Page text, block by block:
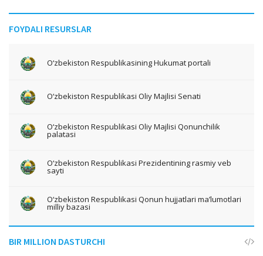
FOYDALI RESURSLAR
O‘zbekiston Respublikasining Hukumat portali
O‘zbekiston Respublikasi Oliy Majlisi Senati
O‘zbekiston Respublikasi Oliy Majlisi Qonunchilik
palatasi
O‘zbekiston Respublikasi Prezidentining rasmiy veb
sayti
O‘zbekiston Respublikasi Qonun hujjatlari ma’lumotlari
milliy bazasi
BIR MILLION DASTURCHI